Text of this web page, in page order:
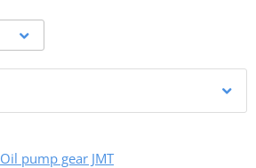
Oil pump gear JMT